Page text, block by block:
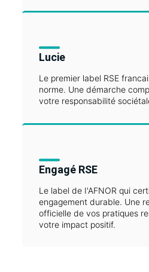
Lucie
Le premier label RSE
norme. Une démarche
votre responsabilité
Engagé RSE
Le label de I'AFNOR qui
engagement durable. Une
officielle de vos pratiques
votre impact positif.